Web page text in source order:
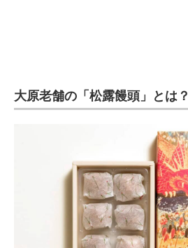
エネルギーの専門メディア
ちょっと気になるネットの話題
大原老舗の「松露饅頭」とは？